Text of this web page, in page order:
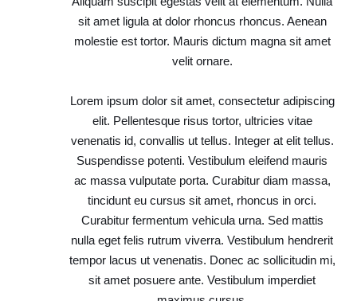
sit amet ligula at dolor rhoncus rhoncus. Aenean
molestie est tortor. Mauris dictum magna sit amet
velit ornare.
Lorem ipsum dolor sit amet, consectetur adipiscing
elit. Pellentesque risus tortor, ultricies vitae
venenatis id, convallis ut tellus. Integer at elit tellus.
Suspendisse potenti. Vestibulum eleifend mauris
ac massa vulputate porta. Curabitur diam massa,
tincidunt eu cursus sit amet, rhoncus in orci.
Curabitur fermentum vehicula urna. Sed mattis
nulla eget felis rutrum viverra. Vestibulum hendrerit
tempor lacus ut venenatis. Donec ac sollicitudin mi,
sit amet posuere ante. Vestibulum imperdiet